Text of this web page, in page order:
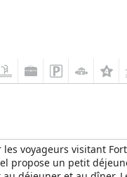
une retraite en bord
voyageurs visitant
propose un petit